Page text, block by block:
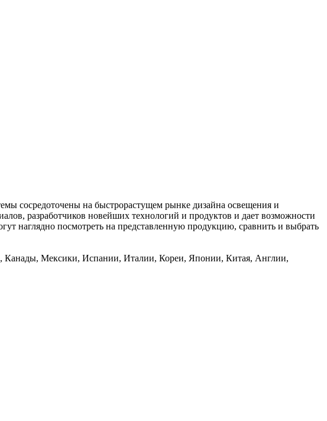
сосредоточены на быстрорастущем рынке дизайна освещения и
разработчиков новейших технологий и продуктов и дает возможности
наглядно посмотреть на представленную продукцию, сравнить и выбрать
Канады, Мексики, Испании, Италии, Кореи, Японии, Китая, Англии,